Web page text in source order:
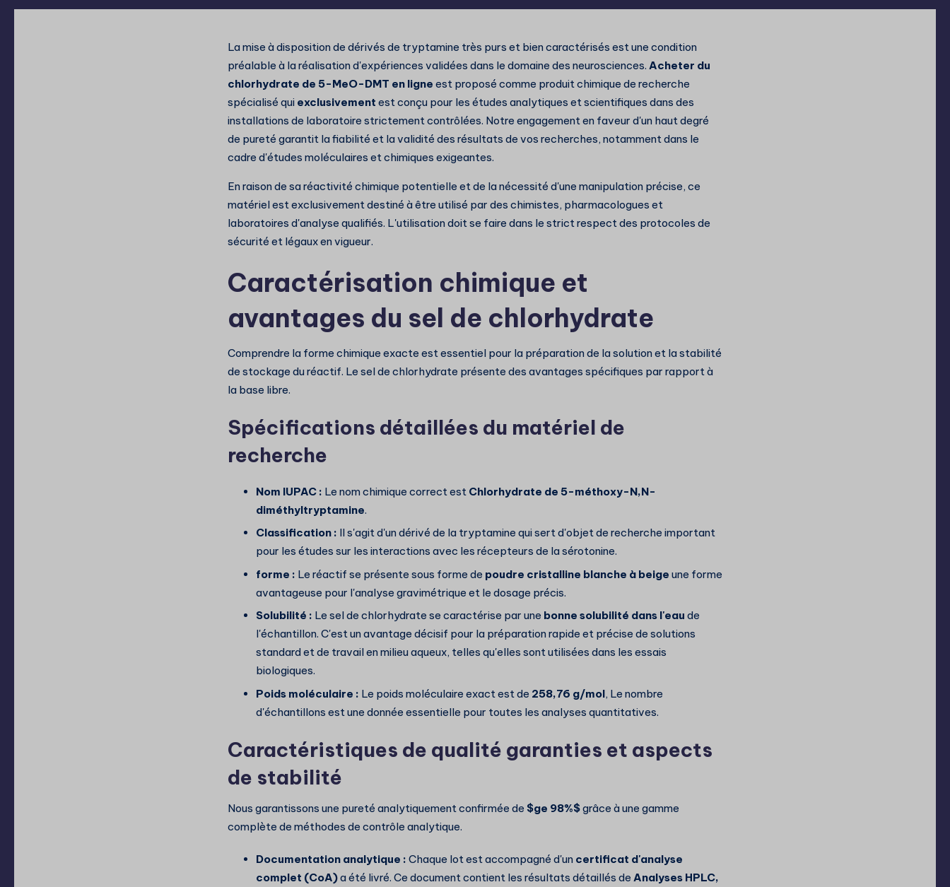
La mise à disposition de dérivés de tryptamine très purs et bien caractérisés est une condition
préalable à la réalisation d'expériences validées dans le domaine des neurosciences. Acheter du
chlorhydrate de 5-MeO-DMT en ligne est proposé comme produit chimique de recherche
spécialisé qui exclusivement est conçu pour les études analytiques et scientifiques dans des
installations de laboratoire strictement contrôlées. Notre engagement en faveur d'un haut degré
de pureté garantit la fiabilité et la validité des résultats de vos recherches, notamment dans le
cadre d'études moléculaires et chimiques exigeantes.
En raison de sa réactivité chimique potentielle et de la nécessité d'une manipulation précise, ce
matériel est exclusivement destiné à être utilisé par des chimistes, pharmacologues et
laboratoires d'analyse qualifiés. L'utilisation doit se faire dans le strict respect des protocoles de
sécurité et légaux en vigueur.
Caractérisation chimique et
avantages du sel de chlorhydrate
Comprendre la forme chimique exacte est essentiel pour la préparation de la solution et la stabilité
de stockage du réactif. Le sel de chlorhydrate présente des avantages spécifiques par rapport à
la base libre.
Spécifications détaillées du matériel de
recherche
Nom IUPAC : Le nom chimique correct est Chlorhydrate de 5-méthoxy-N,N-
diméthyltryptamine.
Classification : Il s'agit d'un dérivé de la tryptamine qui sert d'objet de recherche important
pour les études sur les interactions avec les récepteurs de la sérotonine.
forme : Le réactif se présente sous forme de poudre cristalline blanche à beige une forme
avantageuse pour l'analyse gravimétrique et le dosage précis.
Solubilité : Le sel de chlorhydrate se caractérise par une bonne solubilité dans l'eau de
l'échantillon. C'est un avantage décisif pour la préparation rapide et précise de solutions
standard et de travail en milieu aqueux, telles qu'elles sont utilisées dans les essais
biologiques.
Poids moléculaire : Le poids moléculaire exact est de 258,76 g/mol, Le nombre
d'échantillons est une donnée essentielle pour toutes les analyses quantitatives.
Caractéristiques de qualité garanties et aspects
de stabilité
Nous garantissons une pureté analytiquement confirmée de $ge 98%$grâce à une gamme
complète de méthodes de contrôle analytique.
Documentation analytique : Chaque lot est accompagné d'un certificat d'analyse
complet (CoA)a été livré. Ce document contient les résultats détaillés de Analyses HPLC,